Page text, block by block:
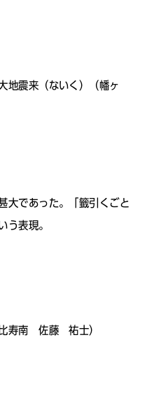
震来（ないく）（幡ヶ
大であった。「籤引くごと
う表現。
寿南 佐藤 祐士）